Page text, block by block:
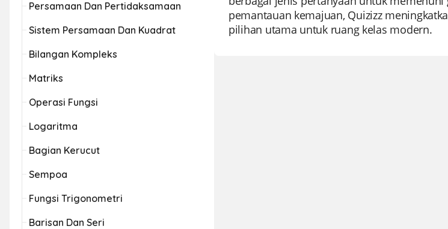
Persamaan Dan Pertidaksamaan
Sistem Persamaan Dan Kuadrat
Bilangan Kompleks
Matriks
Operasi Fungsi
Logaritma
Bagian Kerucut
Sempoa
Fungsi Trigonometri
Barisan Dan Seri
pemantauan kemajuan, Quizizz
pilihan utama untuk ruang kelas modern.